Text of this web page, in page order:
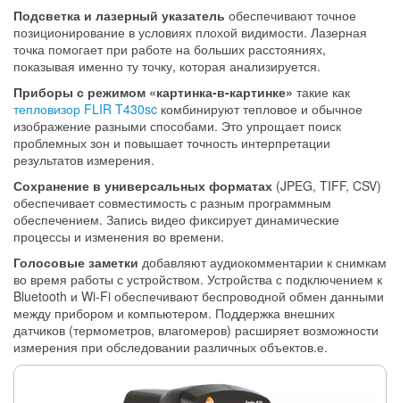
Подсветка и лазерный указатель обеспечивают точное
позиционирование в условиях плохой видимости. Лазерная
точка помогает при работе на больших расстояниях,
показывая именно ту точку, которая анализируется.
Приборы с режимом «картинка-в-картинке» такие как
тепловизор FLIR T430sc комбинируют тепловое и обычное
изображение разными способами. Это упрощает поиск
проблемных зон и повышает точность интерпретации
результатов измерения.
Сохранение в универсальных форматах (JPEG, TIFF, CSV)
обеспечивает совместимость с разным программным
обеспечением. Запись видео фиксирует динамические
процессы и изменения во времени.
Голосовые заметки добавляют аудиокомментарии к снимкам
во время работы с устройством. Устройства с подключением к
Bluetooth и Wi-Fi обеспечивают беспроводной обмен данными
между прибором и компьютером. Поддержка внешних
датчиков (термометров, влагомеров) расширяет возможности
измерения при обследовании различных объектов.е.